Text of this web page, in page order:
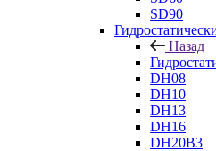
SD90
Назад
DH08
DH10
DH13
DH16
DH20B3